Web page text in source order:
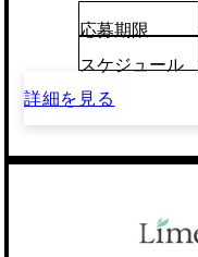
応募期限
スケジュール
詳細を見る